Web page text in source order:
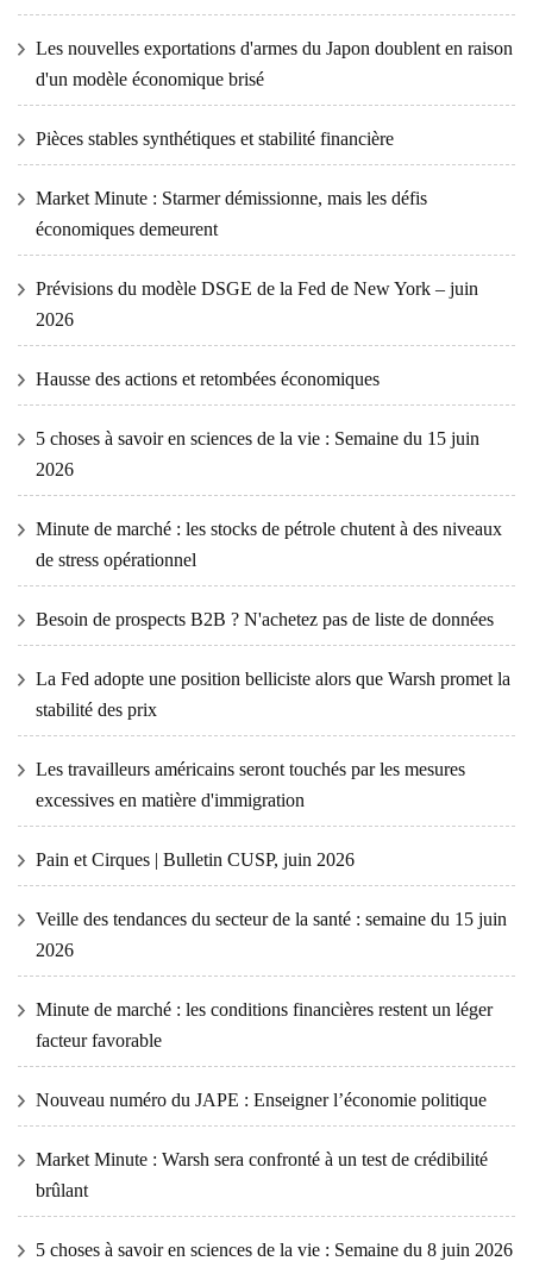
Les nouvelles exportations d'armes du Japon doublent en raison
d'un modèle économique brisé
Pièces stables synthétiques et stabilité financière
Market Minute : Starmer démissionne, mais les défis
économiques demeurent
Prévisions du modèle DSGE de la Fed de New York – juin
2026
Hausse des actions et retombées économiques
5 choses à savoir en sciences de la vie : Semaine du 15 juin
2026
Minute de marché : les stocks de pétrole chutent à des niveaux
de stress opérationnel
Besoin de prospects B2B ? N'achetez pas de liste de données
La Fed adopte une position belliciste alors que Warsh promet la
stabilité des prix
Les travailleurs américains seront touchés par les mesures
excessives en matière d'immigration
Pain et Cirques | Bulletin CUSP, juin 2026
Veille des tendances du secteur de la santé : semaine du 15 juin
2026
Minute de marché : les conditions financières restent un léger
facteur favorable
Nouveau numéro du JAPE : Enseigner l’économie politique
Market Minute : Warsh sera confronté à un test de crédibilité
brûlant
5 choses à savoir en sciences de la vie : Semaine du 8 juin 2026